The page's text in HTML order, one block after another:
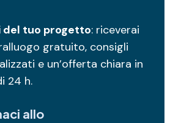
del tuo progetto: riceverai
gratuito, consigli
e un’offerta chiara in
24 h.
allo